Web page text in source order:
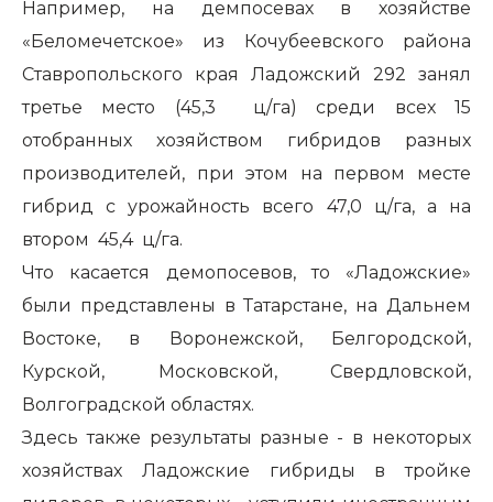
Например, на демпосевах в хозяйстве
«Беломечетское» из Кочубеевского района
Ставропольского края Ладожский 292 занял
третье место (45,3 ц/га) среди всех 15
отобранных хозяйством гибридов разных
производителей, при этом на первом месте
гибрид с урожайность всего 47,0 ц/га, а на
втором 45,4 ц/га.
Что касается демопосевов, то «Ладожские»
были представлены в Татарстане, на Дальнем
Востоке, в Воронежской, Белгородской,
Курской, Московской, Свердловской,
Волгоградской областях.
Здесь также результаты разные - в некоторых
хозяйствах Ладожские гибриды в тройке